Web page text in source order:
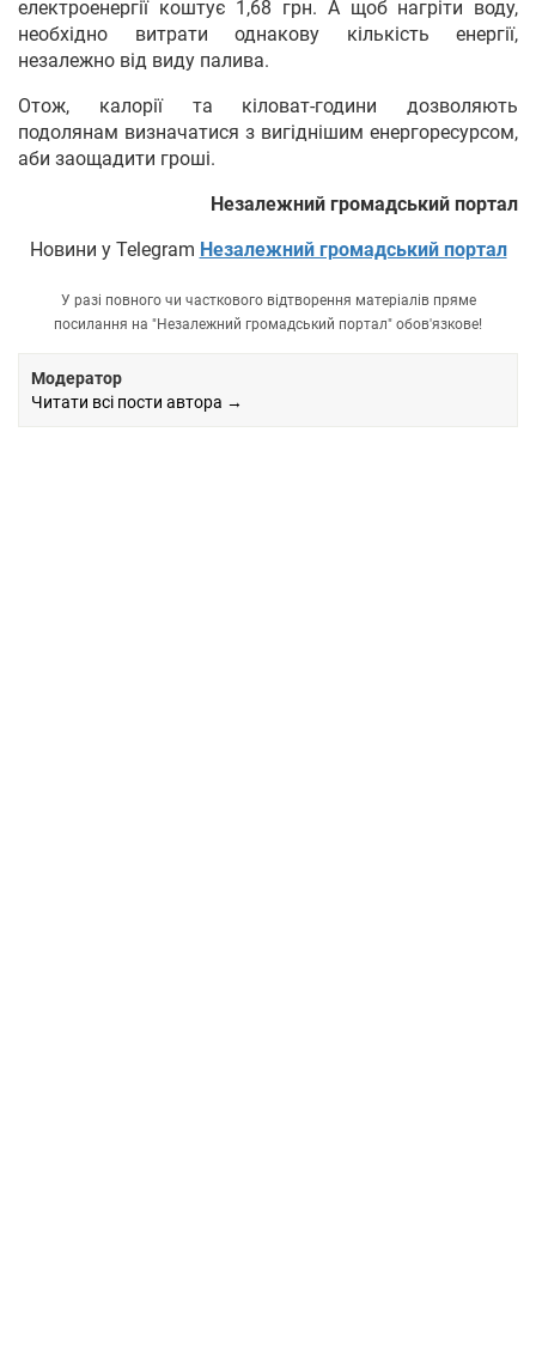
електроенергії коштує 1,68 грн. А щоб нагріти воду,
необхідно витрати однакову кількість енергії,
незалежно від виду палива.
Отож, калорії та кіловат-години дозволяють
подолянам визначатися з вигіднішим енергоресурсом,
аби заощадити гроші.
Незалежний громадський портал
Новини у Telegram Незалежний громадський портал
У разі повного чи часткового відтворення матеріалів пряме
посилання на "Незалежний громадський портал" обов'язкове!
Модератор
Читати всі пости автора →